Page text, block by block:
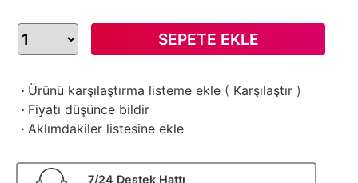
SEPETE EKLE
· Ürünü karşılaştırma listeme ekle ( Karşılaştır )
· Fiyatı düşünce bildir
· Aklımdakiler listesine ekle
7/24 Destek Hattı